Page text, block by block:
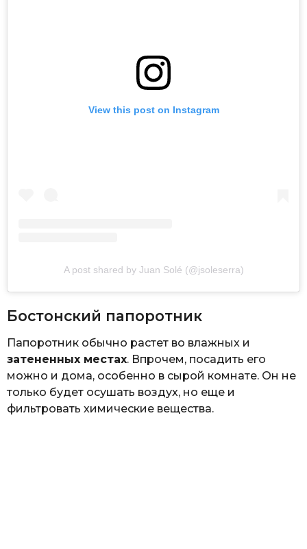
View this post on Instagram
A post shared by Juan Solé (@jsoleserra)
Бостонский папоротник
Папоротник обычно растет во влажных и
затененных местах. Впрочем, посадить его
можно и дома, особенно в сырой комнате. Он не
только будет осушать воздух, но еще и
фильтровать химические вещества.